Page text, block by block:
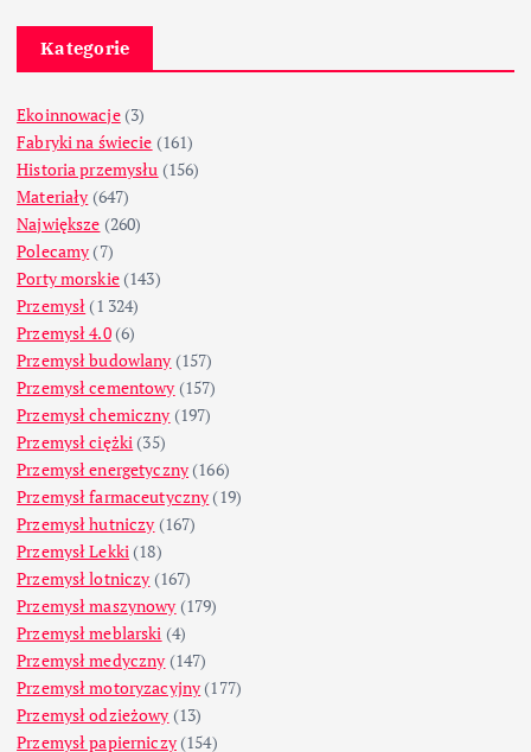
Kategorie
Ekoinnowacje(3)
Fabryki na świecie (161)
Historia przemysłu (156)
Materiały (647)
Największe (260)
Polecamy (7)
Porty morskie(143)
Przemysł (1 324)
Przemysł 4.0(6)
Przemysł budowlany (157)
Przemysł cementowy (157)
Przemysł chemiczny (197)
Przemysł ciężki (35)
Przemysł energetyczny (166)
Przemysł farmaceutyczny (19)
Przemysł hutniczy (167)
Przemysł Lekki (18)
Przemysł lotniczy (167)
Przemysł maszynowy (179)
Przemysł meblarski (4)
Przemysł medyczny (147)
Przemysł motoryzacyjny (177)
Przemysł odzieżowy (13)
Przemysł papierniczy(154)